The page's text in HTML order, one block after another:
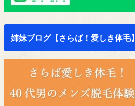
姉妹ブログ【さらば！愛しき体毛】